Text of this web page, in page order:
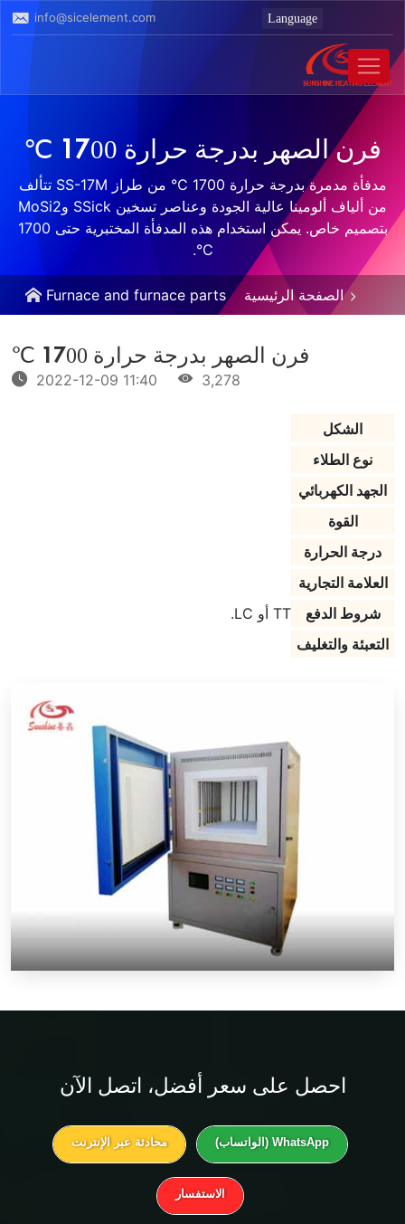
info@sicelement.com
فرن الصهر بدرجة حرارة 1700 ℃
مدفأة مدمرة بدرجة حرارة 1700 ℃ من طراز SS-17M تتألف
من ألياف ألومينا عالية الجودة وعناصر تسخين SSick وMoSi2
بتصميم خاص. يمكن استخدام هذه المدفأة المختبرية حتى 1700
℃.
الصفحة الرئيسية Furnace and furnace parts
فرن الصهر بدرجة حرارة 1700 ℃
2022-12-09 11:40 3,278
الشكل
نوع الطلاء
الجهد الكهربائي
القوة
درجة الحرارة
العلامة التجارية
شروط الدفع
TT أو LC.
التعبئة والتغليف
احصل على سعر أفضل، اتصل الآن
WhatsApp (الواتساب) محادثة عبر الإنترنت
الاستفسار